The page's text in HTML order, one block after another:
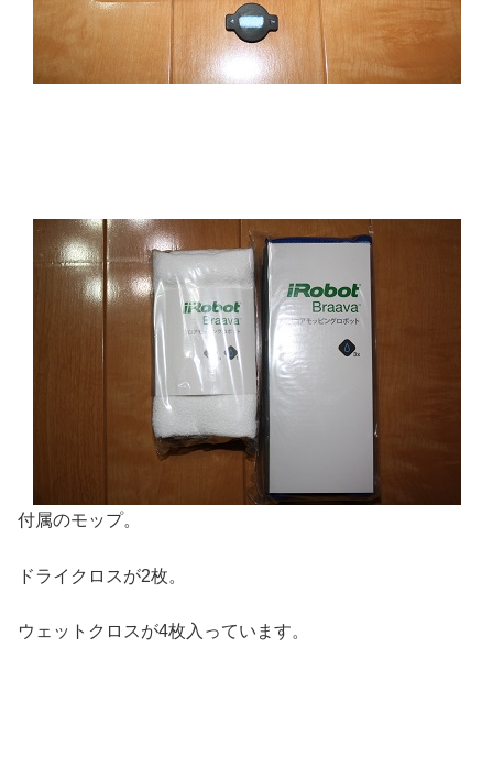
付属のモップ。
ドライクロスが2枚。
ウェットクロスが4枚入っています。